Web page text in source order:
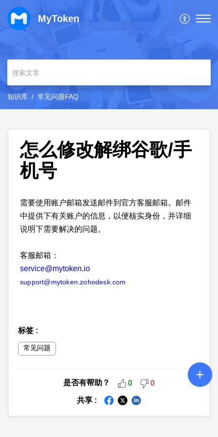
MyToken
知识库 常见问题FAQ
怎么修改解绑谷歌/手
机号
需要使用账户邮箱发送邮件到官方客服邮箱。邮件
中提供下有关账户的信息，以便核实身份，并详细
说明下需要解决的问题。
客服邮箱：
service@mytoken.io
support@mytoken.zohodesk.com
标签 :
常见问题
是否有帮助？ 0 0
共享 :